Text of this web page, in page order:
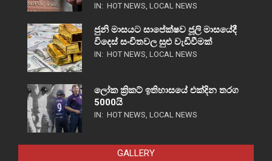
IN: HOT NEWS, LOCAL NEWS
ජුනි මාසයට සාපේක්ෂව ජූලි මාසයේදී
විදෙස් සංචිතවල සුළු වැඩිවීමක්
IN: HOT NEWS, LOCAL NEWS
ලෝක ක්‍රිකට් ඉතිහාසයේ එක්දින තරග
5000යි
IN: HOT NEWS, LOCAL NEWS
GALLERY